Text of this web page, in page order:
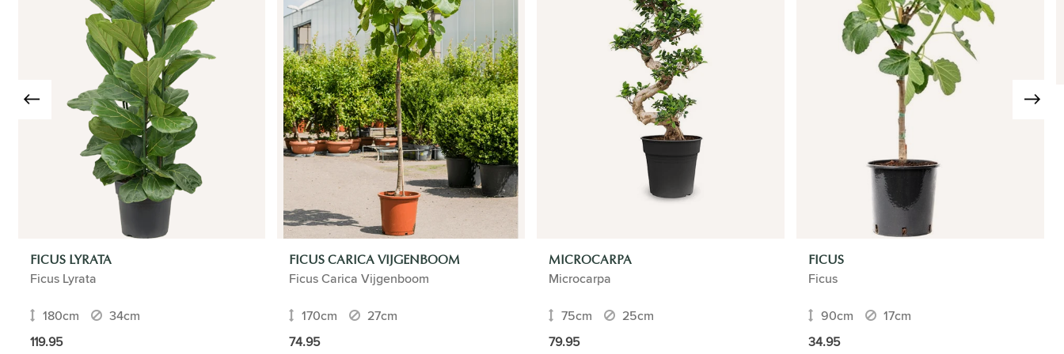
FICUS LYRATA
Ficus Lyrata
180cm
34cm
119.95
FICUS CARICA VIJGENBOOM
Ficus Carica Vijgenboom
170cm
27cm
74.95
MICROCARPA
Microcarpa
75cm
25cm
79.95
FICUS
Ficus
90cm
17cm
34.95